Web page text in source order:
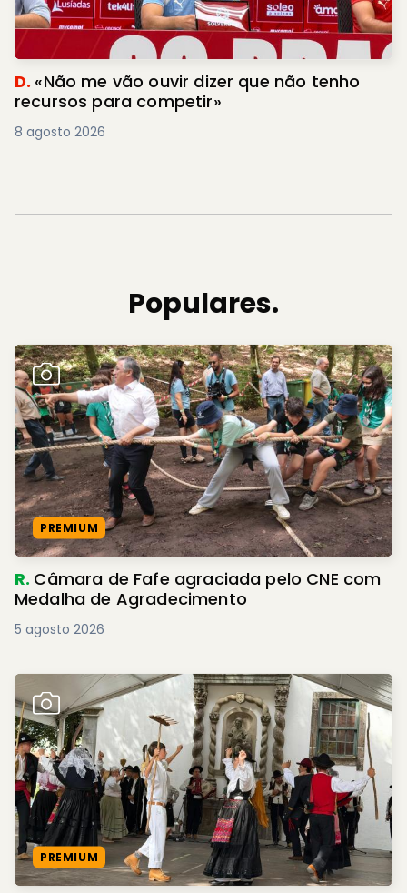
D. «Não me vão ouvir dizer que não tenho
recursos para competir»
8 agosto 2026
Populares.
PREMIUM
R. Câmara de Fafe agraciada pelo CNE com
Medalha de Agradecimento
5 agosto 2026
PREMIUM